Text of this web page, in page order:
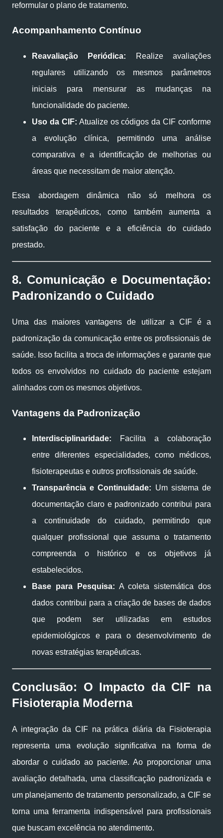
reformular o plano de tratamento.
Acompanhamento Contínuo
Reavaliação Periódica: Realize avaliações
regulares utilizando os mesmos parâmetros
iniciais para mensurar as mudanças na
funcionalidade do paciente.
Uso da CIF: Atualize os códigos da CIF conforme
a evolução clínica, permitindo uma análise
comparativa e a identificação de melhorias ou
áreas que necessitam de maior atenção.
Essa abordagem dinâmica não só melhora os
resultados terapêuticos, como também aumenta a
satisfação do paciente e a eficiência do cuidado
prestado.
8. Comunicação e Documentação:
Padronizando o Cuidado
Uma das maiores vantagens de utilizar a CIF é a
padronização da comunicação entre os profissionais de
saúde. Isso facilita a troca de informações e garante que
todos os envolvidos no cuidado do paciente estejam
alinhados com os mesmos objetivos.
Vantagens da Padronização
Interdisciplinaridade: Facilita a colaboração
entre diferentes especialidades, como médicos,
fisioterapeutas e outros profissionais de saúde.
Transparência e Continuidade: Um sistema de
documentação claro e padronizado contribui para
a continuidade do cuidado, permitindo que
qualquer profissional que assuma o tratamento
compreenda o histórico e os objetivos já
estabelecidos.
Base para Pesquisa: A coleta sistemática dos
dados contribui para a criação de bases de dados
que podem ser utilizadas em estudos
epidemiológicos e para o desenvolvimento de
novas estratégias terapêuticas.
Conclusão: O Impacto da CIF na
Fisioterapia Moderna
A integração da CIF na prática diária da Fisioterapia
representa uma evolução significativa na forma de
abordar o cuidado ao paciente. Ao proporcionar uma
avaliação detalhada, uma classificação padronizada e
um planejamento de tratamento personalizado, a CIF se
torna uma ferramenta indispensável para profissionais
que buscam excelência no atendimento.